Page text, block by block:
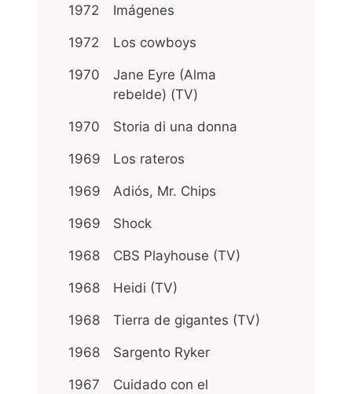
1972 Imágenes
1972 Los cowboys
1970
Jane Eyre (Alma
rebelde) (TV)
1970 Storia di una donna
1969 Los rateros
1969 Adiós, Mr. Chips
1969 Shock
1968 CBS Playhouse (TV)
1968 Heidi (TV)
1968 Tierra de gigantes (TV)
1968 Sargento Ryker
1967 Cuidado con el